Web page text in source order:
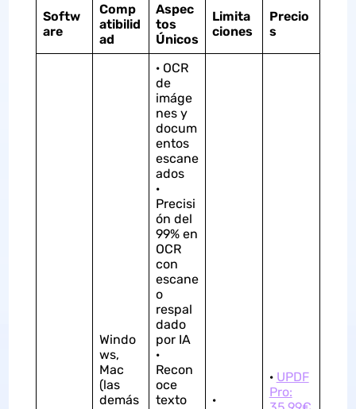
Softw
are
Comp
atibilid
ad
Aspec
tos
Únicos
Limita
ciones
Precio
s
Windo
ws,
Mac
(las
demás
· OCR
de
imáge
nes y
docum
entos
escane
ados
·
Precisi
ón del
99% en
OCR
con
escane
o
respal
dado
por IA
·
Recon
oce
texto
·
· UPDF
Pro: